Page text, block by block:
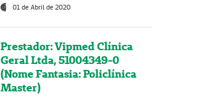
01 de Abril de 2020
Prestador: Vipmed Clínica
Geral Ltda, 51004349-0
(Nome Fantasia: Policlínica
Master)